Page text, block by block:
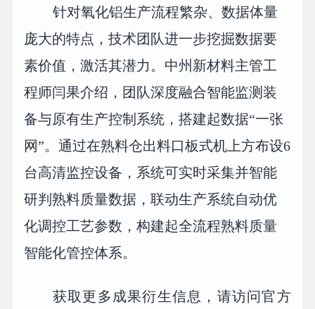
针对氧化铝生产流程繁杂、数据体量
庞大的特点，技术团队进一步挖掘数据要
素价值，激活其潜力。中州新材料主管工
程师闫果介绍，团队深度融合智能监测装
备与原有生产控制系统，搭建起数据“一张
网”。通过在熟料仓出料口板式机上方布设6
台高清监控设备，系统可实时采集并智能
研判熟料质量数据，联动生产系统自动优
化调控工艺参数，构建起全流程熟料质量
智能化管控体系。
获取更多成果衍生信息，请访问官方